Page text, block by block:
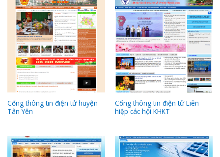
Cổng thông tin điện tử huyện
Tân Yên
Cổng thông tin điện tử Liên
hiệp các hội KHKT